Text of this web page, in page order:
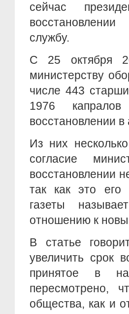
сейчас
службу.
С 25 октября
министерству
числе 443
1976
восстановлении
Из них
согласие
восстановлении
так как это его
газеты
отношению к
В статье
увеличить срок
принятое в
пересмотрено,
общества, как и